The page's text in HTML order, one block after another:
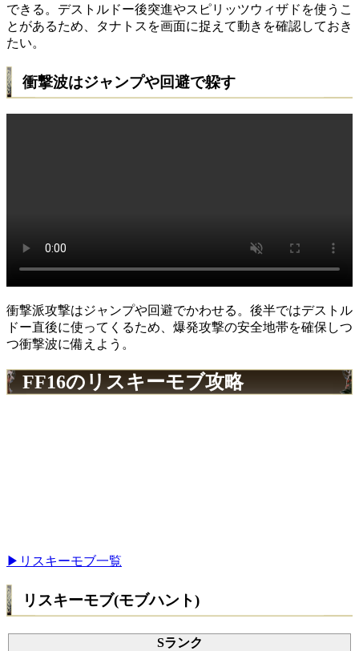
できる。デストルドー後突進やスピリッツウィザドを使うこ
とがあるため、タナトスを画面に捉えて動きを確認しておき
たい。
衝撃波はジャンプや回避で躱す
衝撃派攻撃はジャンプや回避でかわせる。後半ではデストル
ドー直後に使ってくるため、爆発攻撃の安全地帯を確保しつ
つ衝撃波に備えよう。
FF16のリスキーモブ攻略
▶リスキーモブ一覧
リスキーモブ(モブハント)
Sランク